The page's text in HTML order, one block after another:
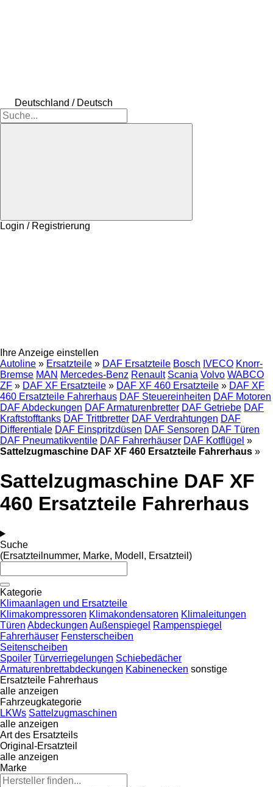
Deutschland / Deutsch
Login / Registrierung
Ihre Anzeige einstellen
Autoline » Ersatzteile » DAF Ersatzteile Bosch IVECO Knorr-
Bremse MAN Mercedes-Benz Renault Scania Volvo WABCO
ZF » DAF XF Ersatzteile » DAF XF 460 Ersatzteile » DAF XF
460 Ersatzteile Fahrerhaus DAF Steuereinheiten DAF Motoren
DAF Abdeckungen DAF Armaturenbretter DAF Getriebe DAF
Kraftstofftanks DAF Trittbretter DAF Verdrahtungen DAF
Differentiale DAF Einspritzdüsen DAF Sensoren DAF Türen
DAF Pneumatikventile DAF Fahrerhäuser DAF Kotflügel »
Sattelzugmaschine DAF XF 460 Ersatzteile Fahrerhaus »
Sattelzugmaschine DAF XF
460 Ersatzteile Fahrerhaus
Suche
(Ersatzteilnummer, Marke, Modell, Ersatzteil)
Kategorie
Klimaanlagen und Ersatzteile
Klimakompressoren Klimakondensatoren Klimaleitungen
Türen Abdeckungen Außenspiegel Rampenspiegel
Fahrerhäuser Fensterscheiben
Seitenscheiben
Spoiler Türverriegelungen Schiebedächer
Armaturenbrettabdeckungen Kabinenecken sonstige
Ersatzteile Fahrerhaus
alle anzeigen
Fahrzeugkategorie
LKWs Sattelzugmaschinen
alle anzeigen
Art des Ersatzteils
Original-Ersatzteil
alle anzeigen
Marke